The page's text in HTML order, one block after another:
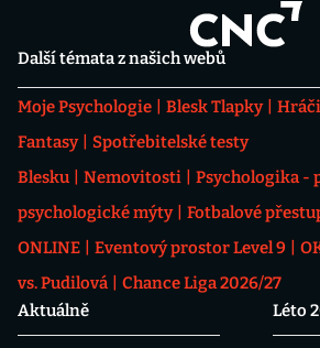
Další témata z našich webů
Moje Psychologie Blesk Tlapky
Fantasy
Spotřebitelské testy
Blesku
Nemovitosti
Psychologika -
psychologické mýty
Fotbalové
ONLINE
Eventový prostor Level 9
vs. Pudilová
Chance Liga 2026/27
Aktuálně
Léto